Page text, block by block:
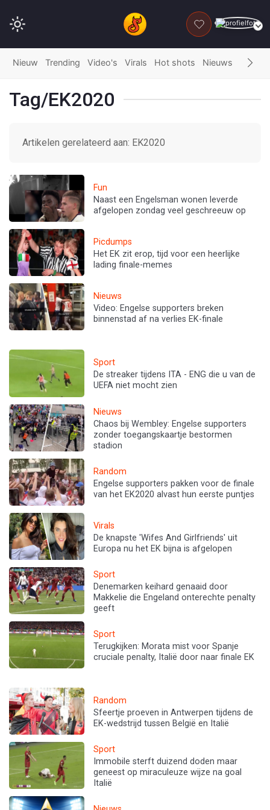
DONEER
Nieuw Trending Video's Virals Hot shots Nieuws Fails
Tag/EK2020
Artikelen gerelateerd aan: EK2020
Fun
Naast een Engelsman wonen leverde
afgelopen zondag veel geschreeuw op
Picdumps
Het EK zit erop, tijd voor een heerlijke
lading finale-memes
Nieuws
Video: Engelse supporters breken
binnenstad af na verlies EK-finale
Sport
De streaker tijdens ITA - ENG die u van de
UEFA niet mocht zien
Nieuws
Chaos bij Wembley: Engelse supporters
zonder toegangskaartje bestormen
stadion
Random
Engelse supporters pakken voor de finale
van het EK2020 alvast hun eerste puntjes
Virals
De knapste 'Wifes And Girlfriends' uit
Europa nu het EK bijna is afgelopen
Sport
Denemarken keihard genaaid door
Makkelie die Engeland onterechte penalty
geeft
Sport
Terugkijken: Morata mist voor Spanje
cruciale penalty, Italië door naar finale EK
Random
Sfeertje proeven in Antwerpen tijdens de
EK-wedstrijd tussen België en Italië
Sport
Immobile sterft duizend doden maar
geneest op miraculeuze wijze na goal
Italië